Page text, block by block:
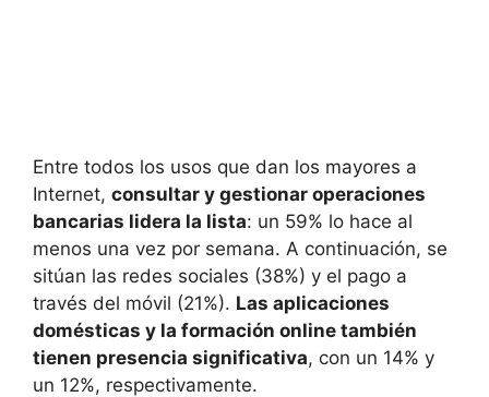
Entre todos los usos que dan los mayores a
Internet, consultar y gestionar operaciones
bancarias lidera la lista: un 59% lo hace al
menos una vez por semana. A continuación, se
sitúan las redes sociales (38%) y el pago a
través del móvil (21%). Las aplicaciones
domésticas y la formación online también
tienen presencia significativa, con un 14% y
un 12%, respectivamente.